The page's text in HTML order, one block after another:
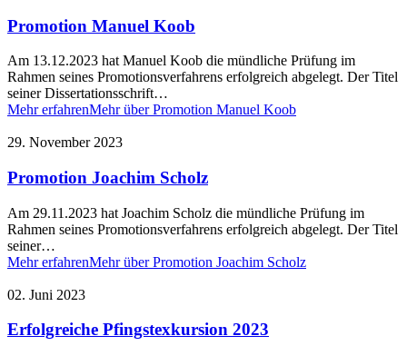
Promotion Manuel Koob
Am 13.12.2023 hat Manuel Koob die mündliche Prüfung im
Rahmen seines Promotionsverfahrens erfolgreich abgelegt. Der Titel
seiner Dissertationsschrift…
Mehr erfahrenMehr über Promotion Manuel Koob
29. November 2023
Promotion Joachim Scholz
Am 29.11.2023 hat Joachim Scholz die mündliche Prüfung im
Rahmen seines Promotionsverfahrens erfolgreich abgelegt. Der Titel
seiner…
Mehr erfahrenMehr über Promotion Joachim Scholz
02. Juni 2023
Erfolgreiche Pfingstexkursion 2023